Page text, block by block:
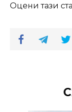
Оцени тази